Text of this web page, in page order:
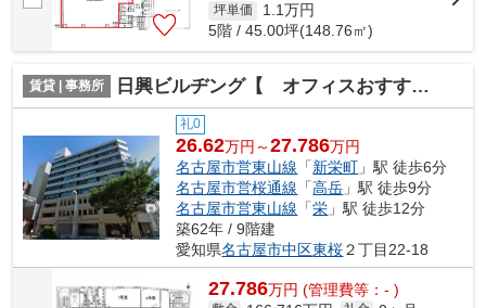
坪単価 1.1万円
5階 / 45.00坪(148.76㎡)
賃貸 | 事務所 日興ビルヂング【 オフィスおすすめ 】
礼0
26.62万円～27.786万円
名古屋市営東山線 「新栄町 」駅 徒歩6分
名古屋市営桜通線 「高岳 」駅 徒歩9分
名古屋市営東山線 「栄 」駅 徒歩12分
築62年 / 9階建
愛知県名古屋市中区東桜２丁目22-18
27.786万円 (管理費等：- )